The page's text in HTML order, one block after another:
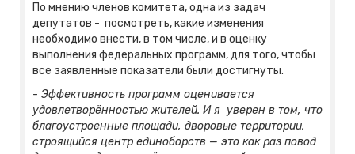
По мнению членов комитета, одна из задач
депутатов - посмотреть, какие изменения
необходимо внести, в том числе, и в оценку
выполнения федеральных программ, для того, чтобы
все заявленные показатели были достигнуты.
- Эффективность программ оценивается
удовлетворённостью жителей. И я уверен в том, что
благоустроенные площади, дворовые территории,
строящийся центр единоборств — это как раз повод